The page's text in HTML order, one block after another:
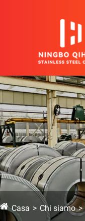
Casa Chi siamo